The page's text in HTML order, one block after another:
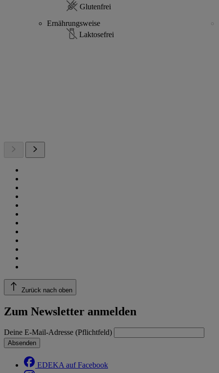
Glutenfrei
Ernährungsweise
Laktosefrei
Zurück nach oben
Zum Newsletter anmelden
Deine E-Mail-Adresse (Pflichtfeld)
Absenden
EDEKA auf Facebook